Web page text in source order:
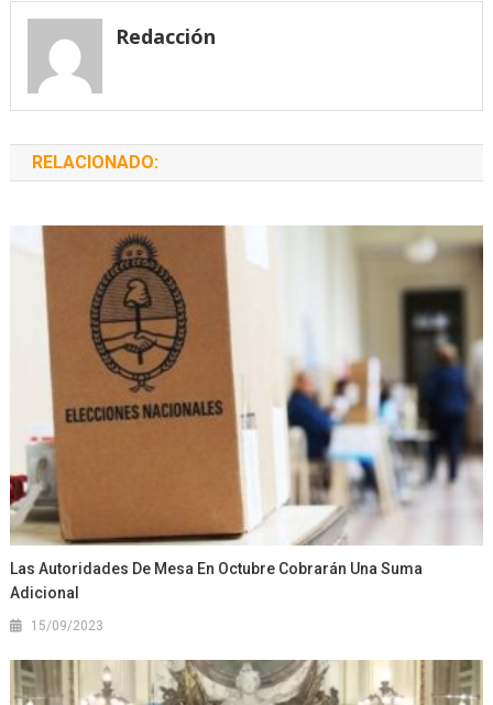
entradas
Redacción
RELACIONADO:
Las Autoridades De Mesa En Octubre Cobrarán Una Suma
Adicional
15/09/2023